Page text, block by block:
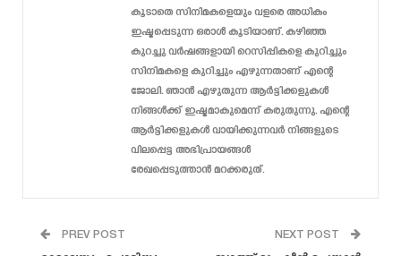
കൂടാതെ സിനിമകളെയും വളരെ അധികം
ഇഷ്ടപ്പെടുന്ന ഒരാൾ കൂടിയാണ്. കഴിഞ്ഞ
കുറച്ചു വർഷങ്ങളായി റെസിപ്പികളെ കുറിച്ചും
സിനിമകളെ കുറിച്ചും എഴുന്നതാണ് എന്റെ
ജോലി. ഞാൻ എഴുതുന്ന ആർട്ടിക്കളുകൾ
നിങ്ങൾക്ക് ഇഷ്ടമാകുമെന്ന് കരുതുന്നു. എന്റെ
ആർട്ടിക്കളുകൾ വായിക്കുന്നവർ നിങ്ങളുടെ
വിലപ്പെട്ട അഭിപ്രായങ്ങൾ
രേഖപ്പെടുത്താൻ മറക്കരുത്.
PREV POST NEXT POST